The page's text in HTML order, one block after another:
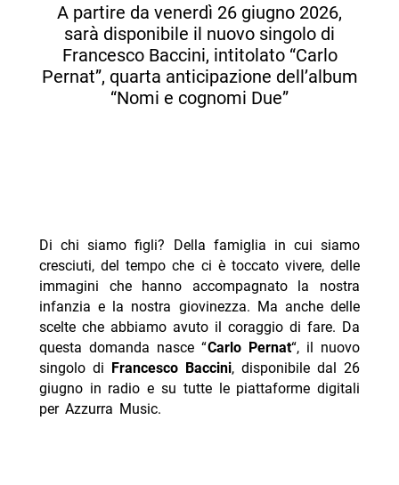
A partire da venerdì 26 giugno 2026,
sarà disponibile il nuovo singolo di
Francesco Baccini, intitolato “Carlo
Pernat”, quarta anticipazione dell’album
“Nomi e cognomi Due”
Di chi siamo figli? Della famiglia in cui siamo
cresciuti, del tempo che ci è toccato vivere, delle
immagini che hanno accompagnato la nostra
infanzia e la nostra giovinezza. Ma anche delle
scelte che abbiamo avuto il coraggio di fare. Da
questa domanda nasce “Carlo Pernat“, il nuovo
singolo di
Francesco Baccini, disponibile dal 26
giugno in radio e su tutte le piattaforme digitali
per Azzurra Music.